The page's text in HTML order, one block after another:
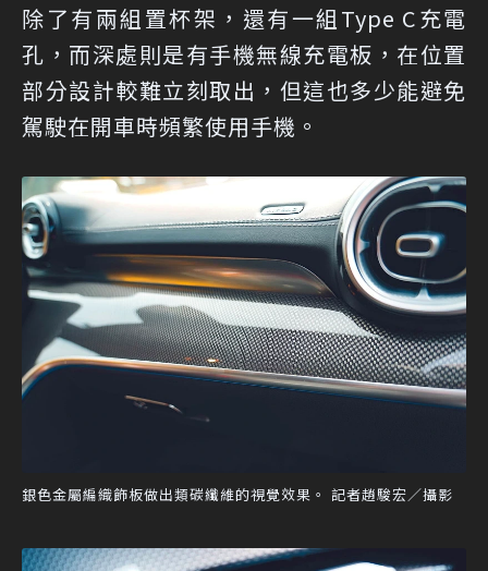
除了有兩組置杯架，還有一組Type C充電
孔，而深處則是有手機無線充電板，在位置
部分設計較難立刻取出，但這也多少能避免
駕駛在開車時頻繁使用手機。
銀色金屬編織飾板做出類碳纖維的視覺效果。 記者趙駿宏／攝影